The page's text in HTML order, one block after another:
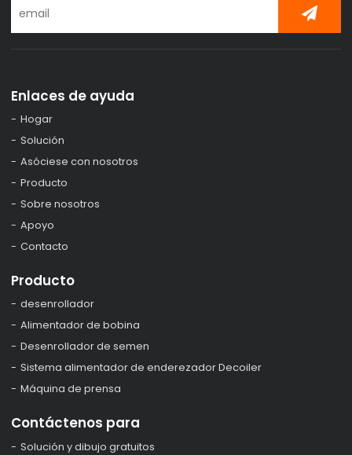
Enlaces de ayuda
Hogar
Solución
Asóciese con nosotros
Producto
Sobre nosotros
Apoyo
Contacto
Producto
desenrollador
Alimentador de bobina
Desenrollador de semen
Sistema alimentador de enderezador Decoiler
Máquina de prensa
Contáctenos para
Solución y dibujo gratuitos